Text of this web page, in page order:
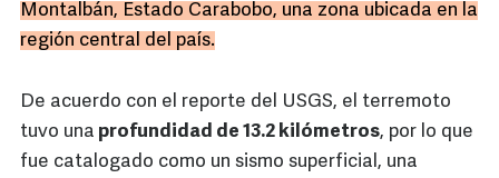
Montalbán, Estado Carabobo, una zona ubicada en la
región central del país.
De acuerdo con el reporte del USGS, el terremoto
tuvo una profundidad de 13.2 kilómetros, por lo que
fue catalogado como un sismo superficial, una